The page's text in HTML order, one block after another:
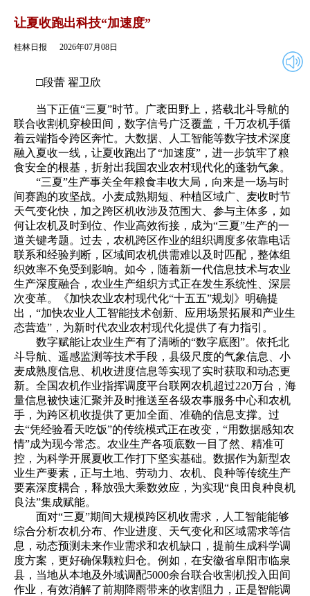
返回 2026年07月08日
让夏收跑出科技“加速度”
桂林日报 2026年07月08日
□段蕾 翟卫欣
当下正值“三夏”时节。广袤田野上，搭载北斗导航的
联合收割机穿梭田间，数字信号广泛覆盖，千万农机手循
着云端指令跨区奔忙。大数据、人工智能等数字技术深度
融入夏收一线，让夏收跑出了“加速度”，进一步筑牢了粮
食安全的根基，折射出我国农业农村现代化的蓬勃气象。
“三夏”生产事关全年粮食丰收大局，向来是一场与时
间赛跑的攻坚战。小麦成熟期短、种植区域广、麦收时节
天气变化快，加之跨区机收涉及范围大、参与主体多，如
何让农机及时到位、作业高效衔接，成为“三夏”生产的一
道关键考题。过去，农机跨区作业的组织调度多依靠电话
联系和经验判断，区域间农机供需难以及时匹配，整体组
织效率不免受到影响。如今，随着新一代信息技术与农业
生产深度融合，农业生产组织方式正在发生系统性、深层
次变革。《加快农业农村现代化“十五五”规划》明确提
出，“加快农业人工智能技术创新、应用场景拓展和产业生
态营造”，为新时代农业农村现代化提供了有力指引。
数字赋能让农业生产有了清晰的“数字底图”。依托北
斗导航、遥感监测等技术手段，县级尺度的气象信息、小
麦成熟度信息、机收进度信息等实现了实时获取和动态更
新。全国农机作业指挥调度平台联网农机超过220万台，海
量信息被快速汇聚并及时推送至各级农事服务中心和农机
手，为跨区机收提供了更加全面、准确的信息支撑。过
去“凭经验看天吃饭”的传统模式正在改变，“用数据感知农
情”成为现今常态。农业生产各项底数一目了然、精准可
控，为科学开展夏收工作打下坚实基础。数据作为新型农
业生产要素，正与土地、劳动力、农机、良种等传统生产
要素深度耦合，释放强大乘数效应，为实现“良田良种良机
良法”集成赋能。
面对“三夏”期间大规模跨区机收需求，人工智能能够
综合分析农机分布、作业进度、天气变化和区域需求等信
息，动态预测未来作业需求和农机缺口，提前生成科学调
度方案，更好确保颗粒归仓。例如，在安徽省阜阳市临泉
县，当地从本地及外域调配5000余台联合收割机投入田间
作业，有效消解了前期降雨带来的收割阻力，正是智能调